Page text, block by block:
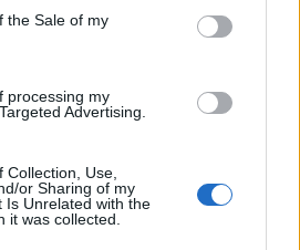
the Sale of my
processing my
Advertising.
Use,
or Sharing of my
Is Unrelated with the
it was collected.